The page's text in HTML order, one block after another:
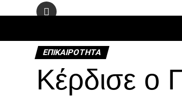
ΕΠΙΚΑΙΡΌΤΗΤΑ
Κέρδισε